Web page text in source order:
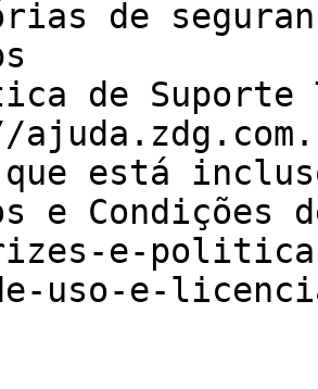
de
de Suporte
que está
e Condições
e-
uso-e-